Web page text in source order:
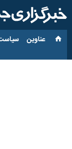
عناوین‌